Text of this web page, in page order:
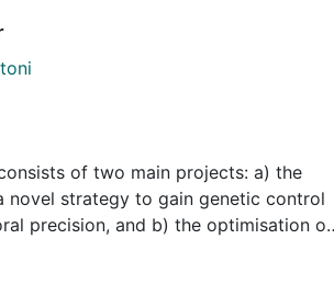
of two main projects: a) the
novel strategy to gain genetic control
precision, and b) the optimisation of
kinase p38α, which has a major